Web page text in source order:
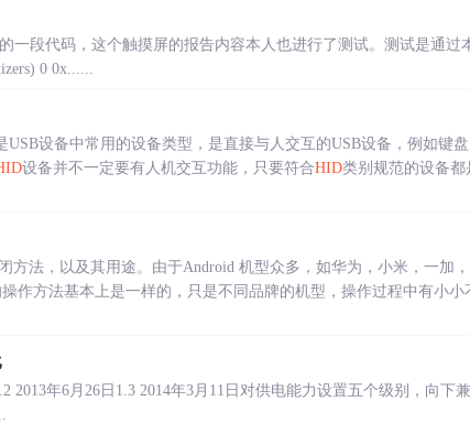
一段代码，这个触摸屏的报告内容本人也进行了测试。测试是通过
0 0x......
USB设备中常用的设备类型，是直接与人交互的USB设备，例如键
设备并不一定要有人机交互功能，只要符合HID类别规范的设备都
法，以及其用途。由于Android 机型众多，如华为，小米，一加，
作方法基本上是一样的，只是不同品牌的机型，操作过程中有小小
2013年6月26日1.3 2014年3月11日对供电能力设置五个级别，向下